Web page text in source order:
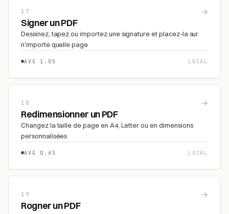
17 →
Signer un PDF
Dessinez, tapez ou importez une signature et placez-la sur
n'importe quelle page
AVG 1.0S LOCAL
18 →
Redimensionner un PDF
Changez la taille de page en A4, Letter ou en dimensions
personnalisées
AVG 0.6S LOCAL
19 →
Rogner un PDF